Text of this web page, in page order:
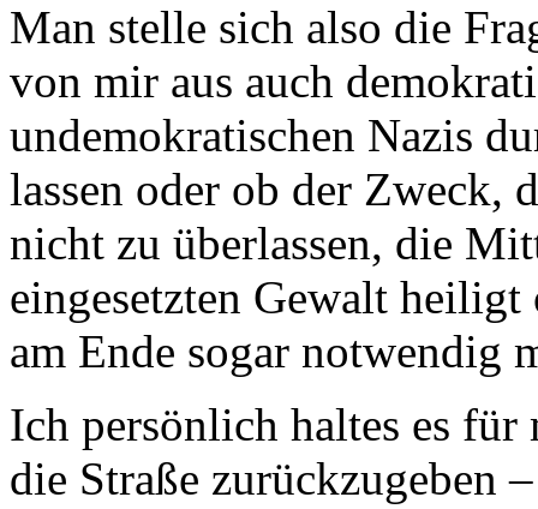
Man stelle sich also die
von mir aus auch
undemokratischen Nazis
lassen oder ob der Zweck,
nicht zu überlassen, die
eingesetzten Gewalt
am Ende sogar notwendig
Ich persönlich haltes es
die Straße zurückzugeben